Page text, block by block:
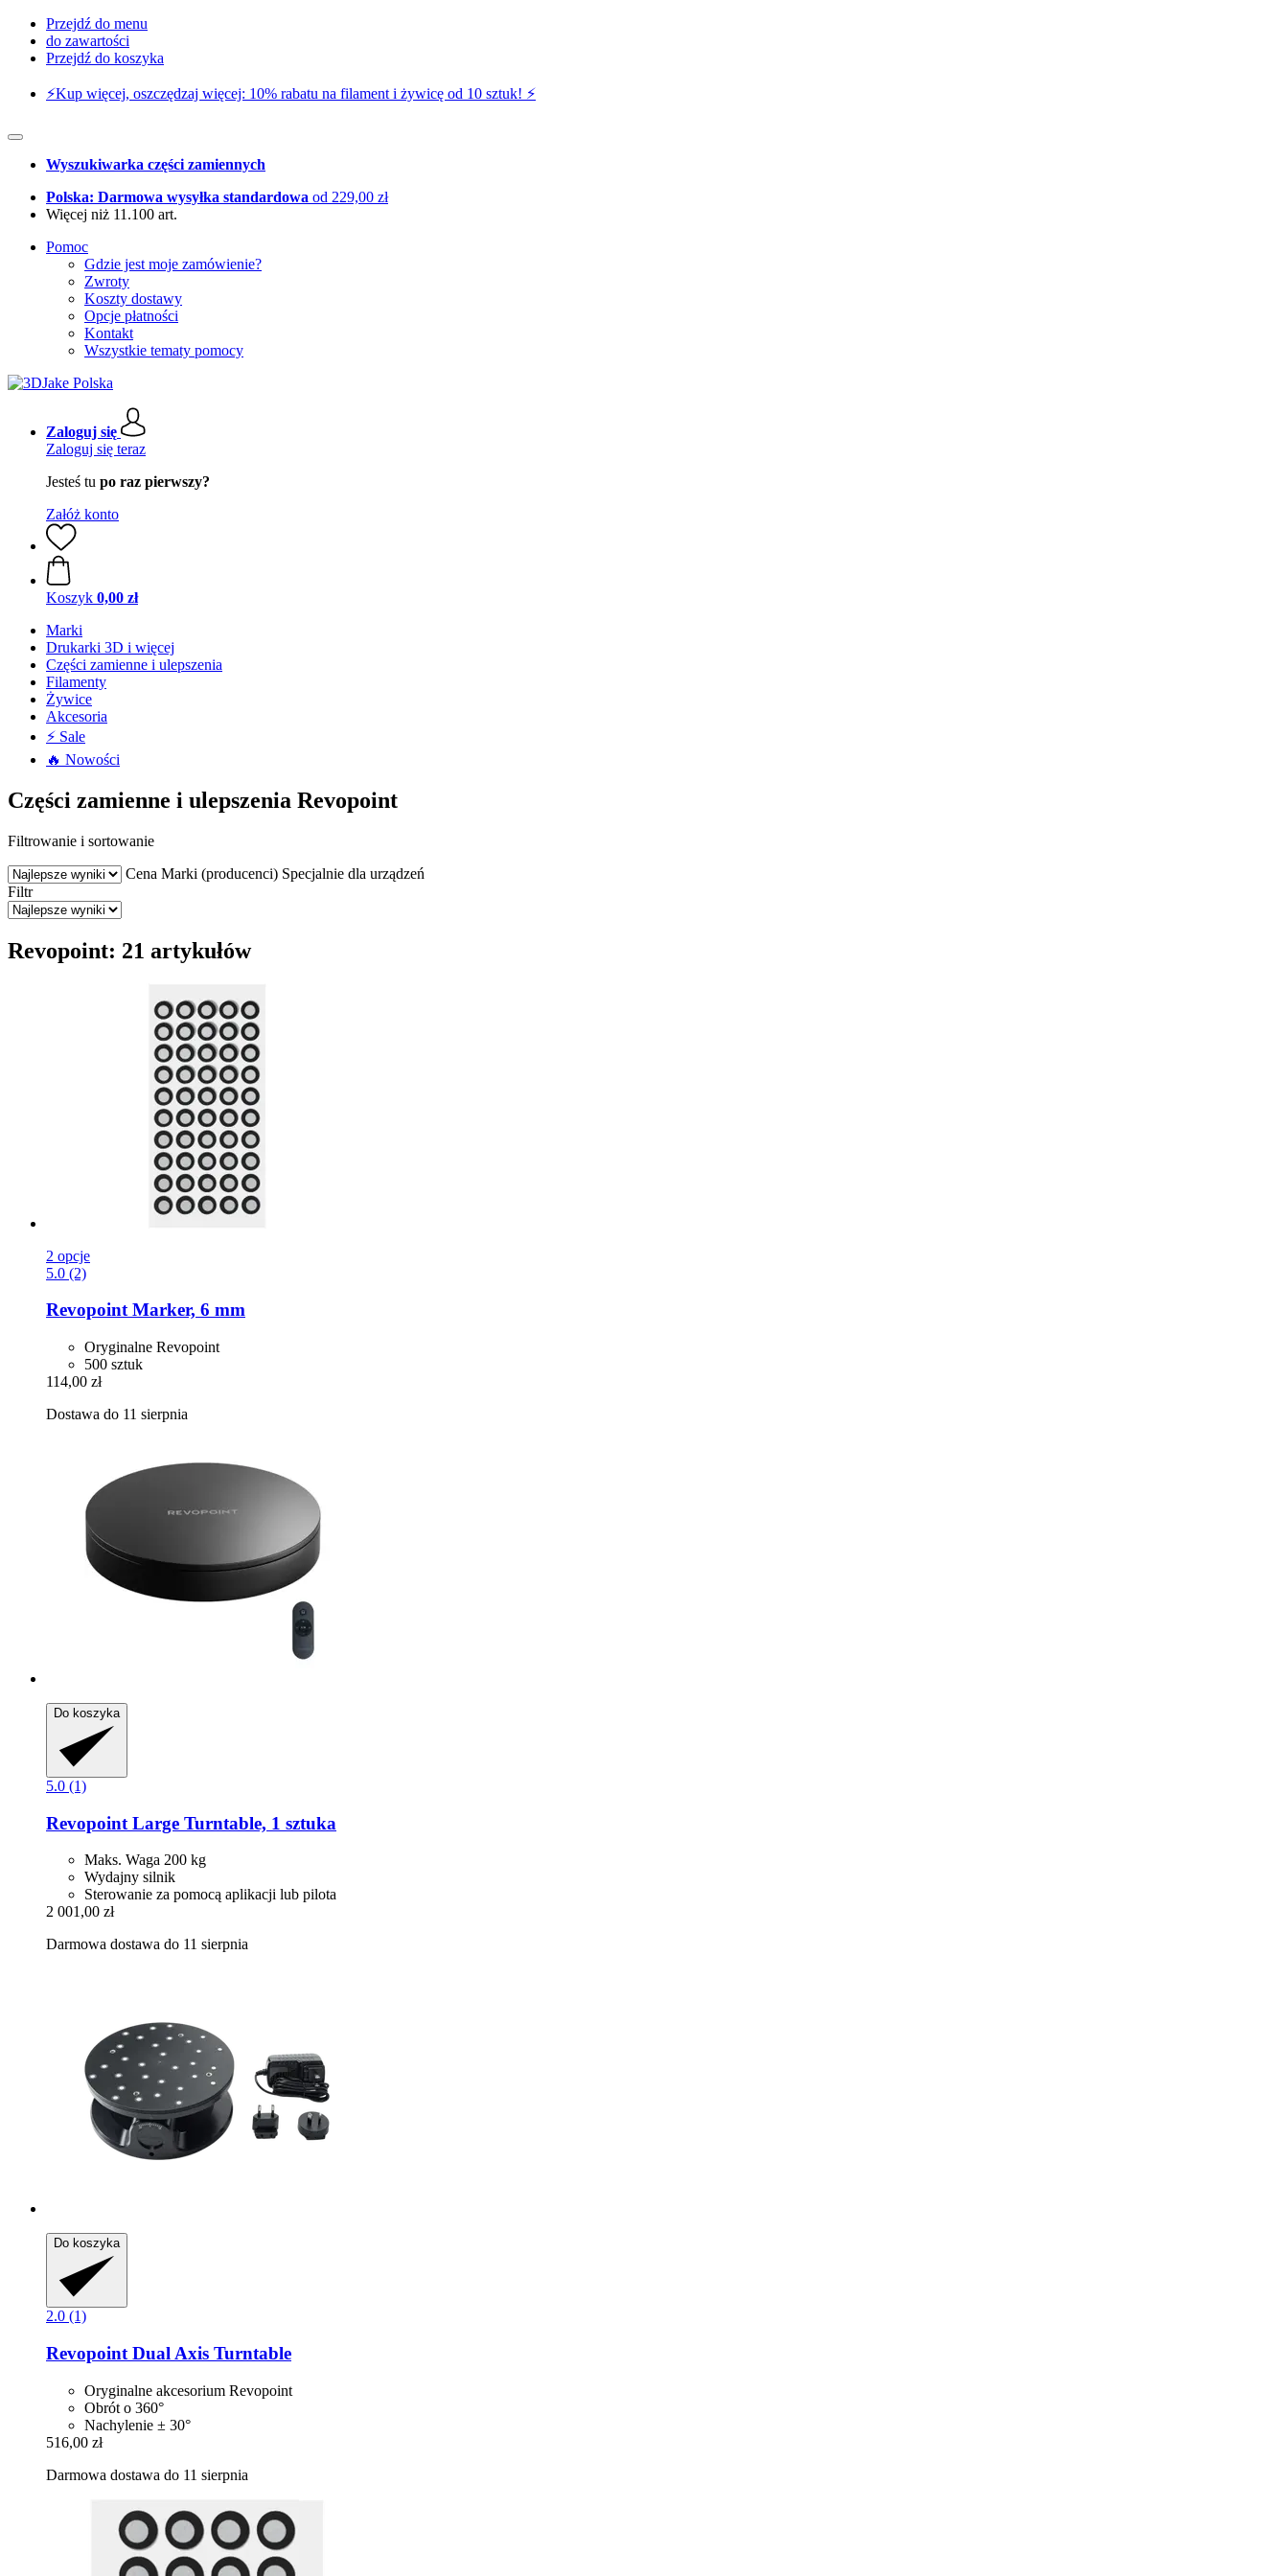
Przejdź do menu
do zawartości
Przejdź do koszyka
⚡️Kup więcej, oszczędzaj więcej: 10% rabatu na filament i żywicę od 10 sztuk! ⚡️
Wyszukiwarka części zamiennych
Polska: Darmowa wysyłka standardowa od 229,00 zł
Więcej niż 11.100 art.
Pomoc
Gdzie jest moje zamówienie?
Zwroty
Koszty dostawy
Opcje płatności
Kontakt
Wszystkie tematy pomocy
Zaloguj się
Zaloguj się teraz
Jesteś tu po raz pierwszy?
Załóż konto
Koszyk 0,00 zł
Marki
Drukarki 3D i więcej
Części zamienne i ulepszenia
Filamenty
Żywice
Akcesoria
⚡ Sale
🔥 Nowości
Części zamienne i ulepszenia Revopoint
Filtrowanie i sortowanie
Cena Marki (producenci) Specjalnie dla urządzeń
Filtr
Revopoint: 21 artykułów
2 opcje
5.0 (2)
RevopointMarker, 6 mm
Oryginalne Revopoint
500 sztuk
114,00 zł
Dostawa do 11 sierpnia
Do koszyka
5.0 (1)
Revopoint Large Turntable, 1 sztuka
Maks. Waga 200 kg
Wydajny silnik
Sterowanie za pomocą aplikacji lub pilota
2 001,00 zł
Darmowa dostawa do 11 sierpnia
Do koszyka
2.0 (1)
Revopoint Dual Axis Turntable
Oryginalne akcesorium Revopoint
Obrót o 360°
Nachylenie ± 30°
516,00 zł
Darmowa dostawa do 11 sierpnia